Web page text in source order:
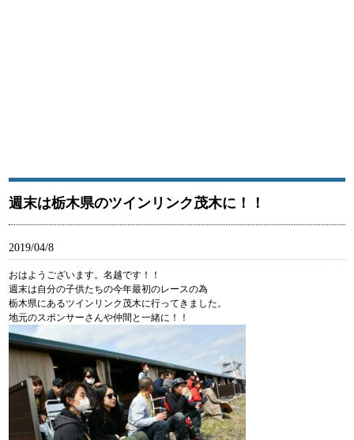
週末は栃木県のツインリンク茂木に！！
2019/04/8
おはようございます。名越です！！
週末は自分の子供たちの今年最初のレースの為
栃木県にあるツインリンク茂木に行ってきました。
地元のスポンサーさんや仲間と一緒に！！